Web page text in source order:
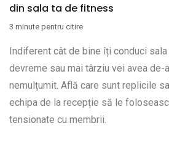
din sala ta de fitness
3 minute pentru citire
Indiferent cât de bine îți conduci
devreme sau mai târziu vei avea de-
nemulțumit. Află care sunt replicile
echipa de la recepție să le
tensionate cu membrii.